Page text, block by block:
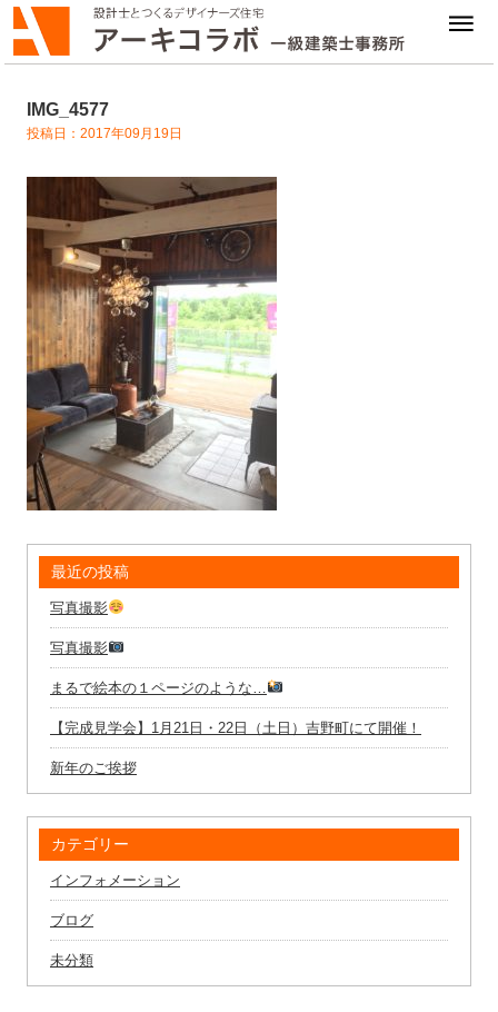
IMG_4577
投稿日：2017年09月19日
最近の投稿
写真撮影
写真撮影
まるで絵本の１ページのような…
【完成見学会】1月21日・22日（土日）吉野町にて開催！
新年のご挨拶
カテゴリー
インフォメーション
ブログ
未分類